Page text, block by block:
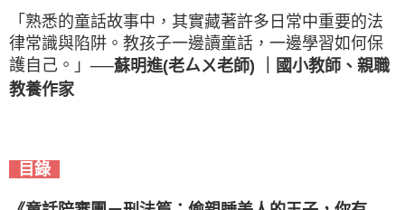
「熟悉的童話故事中，其實藏著許多日常中重要的法
律常識與陷阱。教孩子一邊讀童話，一邊學習如何保
護自己。」 ──蘇明進(老ㄙㄨ老師)
國小教師、親職
教養作家
目錄